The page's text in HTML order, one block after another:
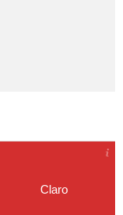
Claro